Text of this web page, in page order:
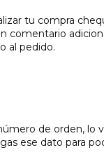
tu compra
comentario
al pedido.
de orden, lo
ese dato para